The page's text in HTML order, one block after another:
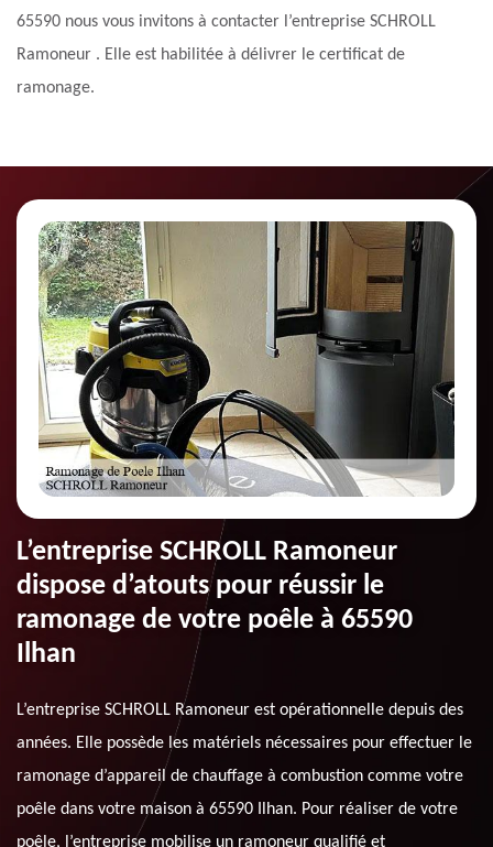
65590 nous vous invitons à contacter l’entreprise SCHROLL
Ramoneur . Elle est habilitée à délivrer le certificat de
ramonage.
L’entreprise SCHROLL Ramoneur
dispose d’atouts pour réussir le
ramonage de votre poêle à 65590
Ilhan
L’entreprise SCHROLL Ramoneur est opérationnelle depuis des
années. Elle possède les matériels nécessaires pour effectuer le
ramonage d’appareil de chauffage à combustion comme votre
poêle dans votre maison à 65590 Ilhan. Pour réaliser de votre
poêle, l’entreprise mobilise un ramoneur qualifié et